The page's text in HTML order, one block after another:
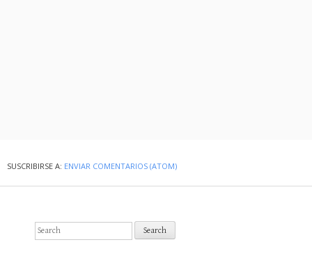
SUSCRIBIRSE A: ENVIAR COMENTARIOS (ATOM)
S
e